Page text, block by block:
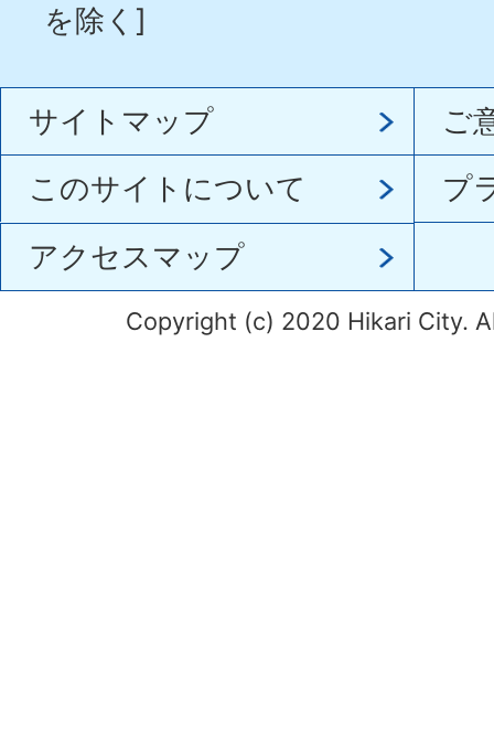
を除く]
サイトマップ
ご
このサイトについて
プ
アクセスマップ
Copyright (c) 2020 Hikari City.